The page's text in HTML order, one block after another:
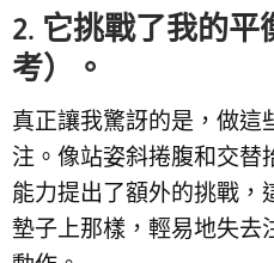
2. 它挑戰了我的平
考）。
真正讓我驚訝的是，做這
注。像站姿斜捲腹和交替
能力提出了額外的挑戰，
墊子上那樣，輕易地失去